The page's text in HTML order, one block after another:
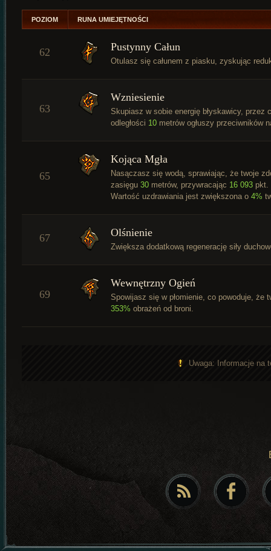
POZIOM RUNA UMIEJĘTNOŚCI
62 Pustynny Całun
Otulasz się całunem z piasku, zyskując
63
Wzniesienie
Skupiasz w sobie energię błyskawicy,
odległości 10 metrów ogłuszy przeciwników
65
Kojąca Mgła
Nasączasz się wodą, sprawiając, że twoje
zasięgu 30 metrów, przywracając 16 093 pkt.
Wartość uzdrawiania jest zwiększona o 4%
67 Olśnienie
Zwiększa dodatkową regenerację siły
69
Wewnętrzny Ogień
Spowijasz się w płomienie, co powoduje, że
353% obrażeń od broni.
Uwaga: Informacje na